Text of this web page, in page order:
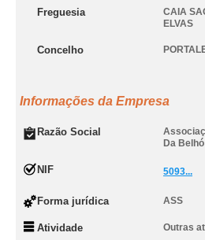
Freguesia
CAIA
ELVAS
Concelho
Informações da Empresa
Razão Social
Da
NIF 5093...
Forma jurídica ASS
Atividade Outras